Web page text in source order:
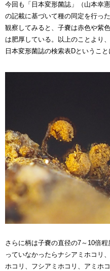
今回も「日本変形菌誌」（山本幸
の記載に基づいて種の同定を行っ
観察してみると、子嚢は赤色や紫
は肥厚している。以上のことより
日本変形菌誌の検索表Dということ
さらに柄は子嚢の直径の7～10倍
っていなかったらナシアミホコリ
ホコリ、フシアミホコリ、アミホ